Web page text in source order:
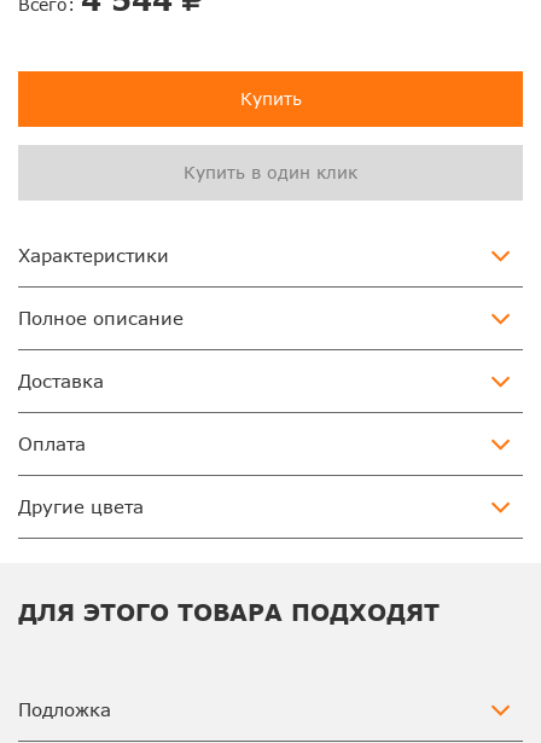
Всего:
Купить
Купить в один клик
Характеристики
Полное описание
Доставка
Оплата
Другие цвета
ДЛЯ ЭТОГО ТОВАРА ПОДХОДЯТ
Подложка